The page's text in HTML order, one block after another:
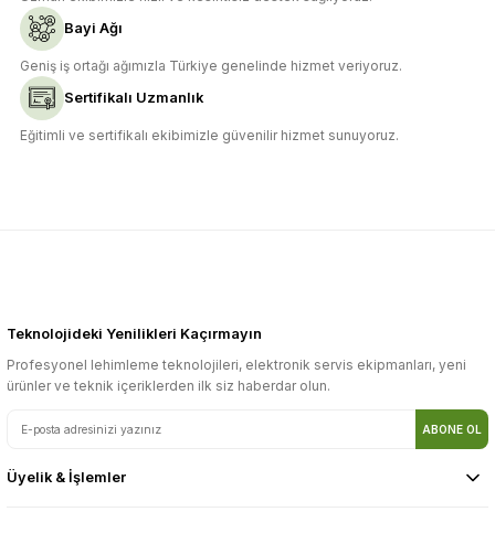
Bayi Ağı
Geniş iş ortağı ağımızla Türkiye genelinde hizmet veriyoruz.
Sertifikalı Uzmanlık
Eğitimli ve sertifikalı ekibimizle güvenilir hizmet sunuyoruz.
Teknolojideki Yenilikleri Kaçırmayın
Profesyonel lehimleme teknolojileri, elektronik servis ekipmanları, yeni
ürünler ve teknik içeriklerden ilk siz haberdar olun.
ABONE OL
Üyelik & İşlemler